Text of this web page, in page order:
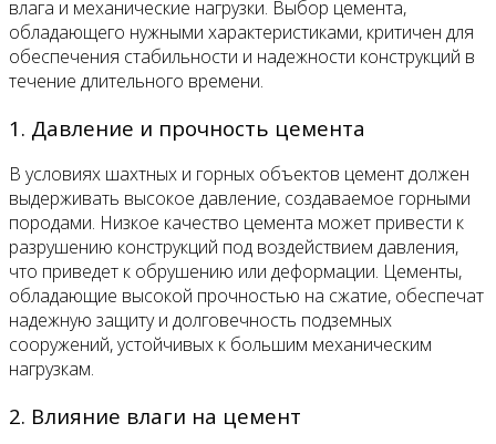
влага и механические нагрузки. Выбор цемента,
обладающего нужными характеристиками, критичен для
обеспечения стабильности и надежности конструкций в
течение длительного времени.
1. Давление и прочность цемента
В условиях шахтных и горных объектов цемент должен
выдерживать высокое давление, создаваемое горными
породами. Низкое качество цемента может привести к
разрушению конструкций под воздействием давления,
что приведет к обрушению или деформации. Цементы,
обладающие высокой прочностью на сжатие, обеспечат
надежную защиту и долговечность подземных
сооружений, устойчивых к большим механическим
нагрузкам.
2. Влияние влаги на цемент